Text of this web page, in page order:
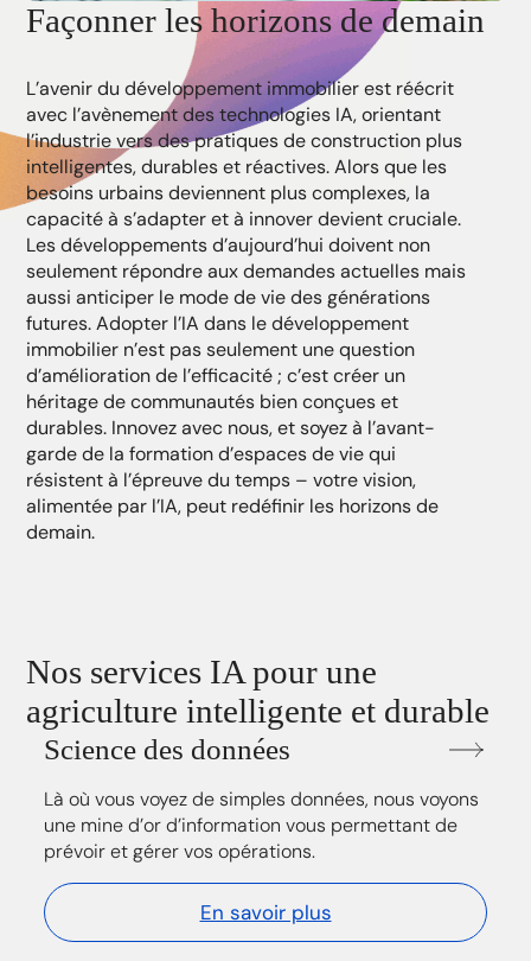
Façonner les horizons de demain
L’avenir du développement immobilier est réécrit
avec l’avènement des technologies IA, orientant
l’industrie vers des pratiques de construction plus
intelligentes, durables et réactives. Alors que les
besoins urbains deviennent plus complexes, la
capacité à s’adapter et à innover devient cruciale.
Les développements d’aujourd’hui doivent non
seulement répondre aux demandes actuelles mais
aussi anticiper le mode de vie des générations
futures. Adopter l’IA dans le développement
immobilier n’est pas seulement une question
d’amélioration de l’efficacité ; c’est créer un
héritage de communautés bien conçues et
durables. Innovez avec nous, et soyez à l’avant-
garde de la formation d’espaces de vie qui
résistent à l’épreuve du temps – votre vision,
alimentée par l’IA, peut redéfinir les horizons de
demain.
Nos services IA pour une
agriculture intelligente et durable
Science des données
Là où vous voyez de simples données, nous voyons
une mine d’or d’information vous permettant de
prévoir et gérer vos opérations.
En savoir plus